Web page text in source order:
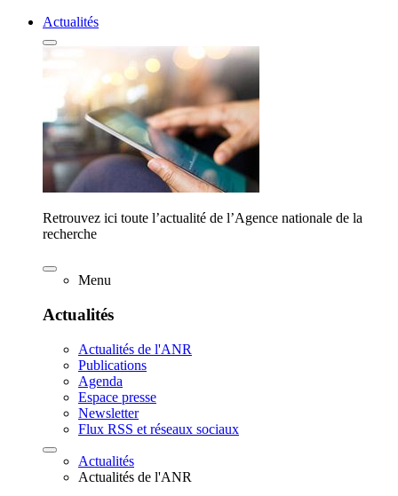
Actualités
Retrouvez ici toute l’actualité de l’Agence nationale de la
recherche
Menu
Actualités
Actualités de l'ANR
Publications
Agenda
Espace presse
Newsletter
Flux RSS et réseaux sociaux
Actualités
Actualités de l'ANR